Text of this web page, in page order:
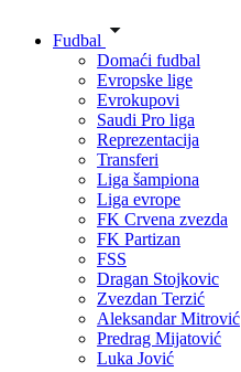
Fudbal
Domaći fudbal
Evropske lige
Evrokupovi
Saudi Pro liga
Reprezentacija
Transferi
Liga šampiona
Liga evrope
FK Crvena zvezda
FK Partizan
FSS
Dragan Stojkovic
Zvezdan Terzić
Aleksandar Mitrović
Predrag Mijatović
Luka Jović